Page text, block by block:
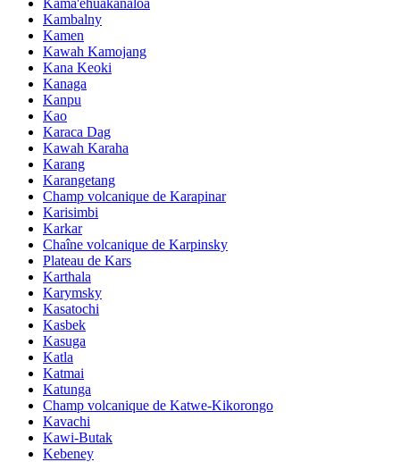
Kambalny
Kamen
Kawah Kamojang
Kana Keoki
Kanaga
Kanpu
Kao
Karaca Dag
Kawah Karaha
Karang
Karangetang
Champ volcanique de Karapinar
Karisimbi
Karkar
Chaîne volcanique de Karpinsky
Plateau de Kars
Karthala
Karymsky
Kasatochi
Kasbek
Kasuga
Katla
Katmai
Katunga
Champ volcanique de Katwe-Kikorongo
Kavachi
Kawi-Butak
Kebeney